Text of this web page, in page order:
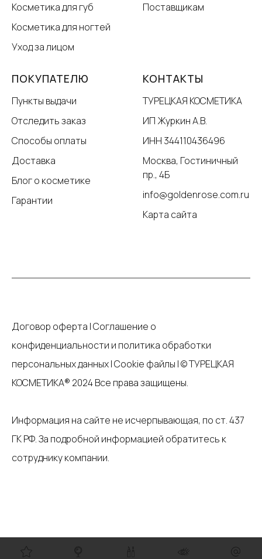
Косметика для губ
Косметика для ногтей
Уход за лицом
Поставщикам
ПОКУПАТЕЛЮ
Пункты выдачи
Отследить заказ
Способы оплаты
Доставка
Блог о косметике
Гарантии
КОНТАКТЫ
ТУРЕЦКАЯ КОСМЕТИКА
ИП Журкин А.В.
ИНН 344110436496
Москва, Гостиничный
пр., 4Б
info@goldenrose.com.ru
Карта сайта
Договор оферта |Соглашение о
конфиденциальности и политика обработки
персональных данных|Cookie файлы | © ТУРЕЦКАЯ
КОСМЕТИКА® 2024 Все права защищены.
Информация на сайте не исчерпывающая, по ст. 437
ГК РФ.За подробной информацией обратитесь к
сотруднику компании.